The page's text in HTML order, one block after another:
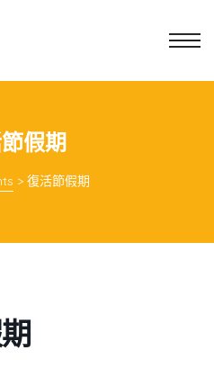
假期
> 復活節假期